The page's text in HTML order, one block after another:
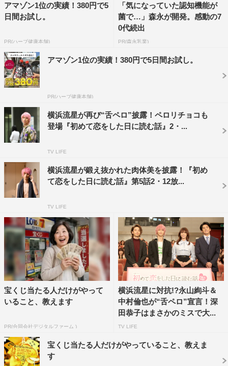
©TBS
第4話では、順子（深田恭子）と匡平（横浜流星）たち
が3泊4日で塾の強化合宿に行くことに。そんな合宿最終日
の夜、勉強漬けだった生徒たちを労うキャンプファイヤー
が開催され、そこで講師陣が余興を披露する。順子はブル
ゾンちえみにふんし、withB 役の梅岡（生瀬勝久）と勅使
河原（髙橋洋）と共に登場。本物さながらのハイヒールに
濃いメイクを施し、「どうもー、効率的な仕事ぶり、充実
した私生活を夢見る女教師です」と始まった順子版ブルゾ
ン。果たしてどんなネタを披露するのか。
撮影は山の中にあるロッジ風建物の屋外。しかも、夜と
いう極寒の中で行われたが、寒さを吹き飛ばすような笑顔
で本番ギリギリまで練習に励み、東大受験にかけた内容で
見事なブルゾンちえみwith B を演じ切った深田、生瀬、髙
橋。
順子と3人の男たちとの胸キュンシーンと合わせて、ノ
リノリな“山王ゼミナール版「ブルゾンちえみwith B」”シ
ーンにも注目だ。
＜第4話あらすじ＞
アマゾン1位の実績！380円で5
日間お試し。
PR(ハーブ健康本舗)
「気になっていた認知機能が
菌で…」森永が開発。感動の7
0代続出
PR(森永乳業)
アマゾン1位の実績！380円で5日間お試し。
PR(ハーブ健康本舗)
横浜流星が再び“舌ペロ”披露！ペロリチョコも
登場『初めて恋をした日に読む話』2・...
TV LIFE
横浜流星が鍛え抜かれた肉体美を披露！『初め
て恋をした日に読む話』第5話2・12放...
TV LIFE
宝くじ当たる人だけがやって
いること、教えます
PR(合同会社デジタルファーム )
横浜流星に対抗!?永山絢斗＆
中村倫也が“舌ペロ”宣言！深
田恭子はまさかのミスで大...
TV LIFE
宝くじ当たる人だけがやっていること、教えま
す